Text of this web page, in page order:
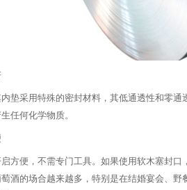
垫采用特殊的密封材料，其低通透性和零
任何化学物质。
方便，不需专门工具。如果使用软木塞封
酒的场合越来越多，特别是在结婚宴会、野